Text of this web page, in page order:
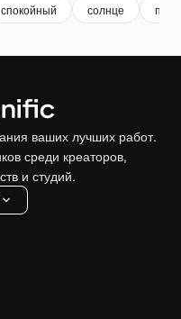
спокойный солнце
ваших лучших работ.
среди креаторов,
и студий.